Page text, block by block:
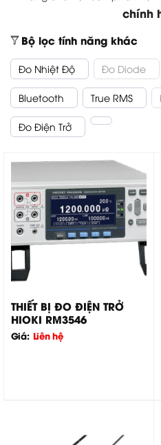
chính
Bộ lọc tính năng khác
Đo Nhiệt Độ Đo Diode
Bluetooth True RMS
Đo Điện Trở
THIẾT BỊ ĐO ĐIỆN TRỞ
HIOKI RM3546
Giá: Liên hệ